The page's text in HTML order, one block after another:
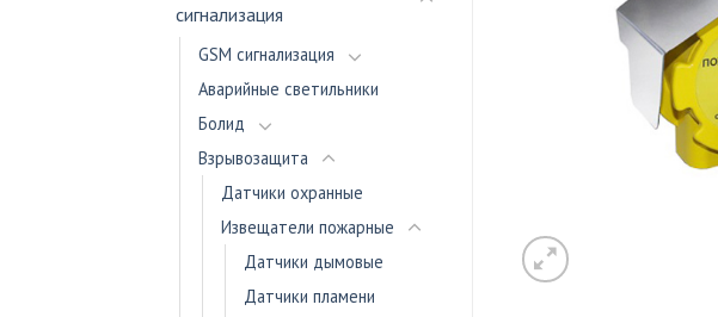
сигнализация
GSM сигнализация
Аварийные светильники
Болид
Взрывозащита
Датчики охранные
Извещатели пожарные
Датчики дымовые
Датчики пламени